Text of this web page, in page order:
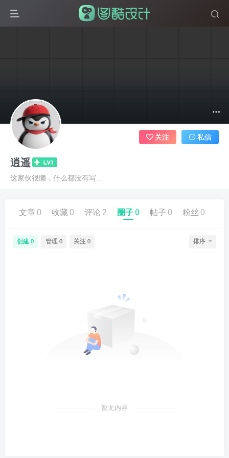
逍遥
这家伙很懒，什么都没有写...
关注 私信
文章0 收藏 0 评论 2 圈子0 帖子 0 粉丝 0
创建 0 管理 0 关注 0 排序
暂无内容